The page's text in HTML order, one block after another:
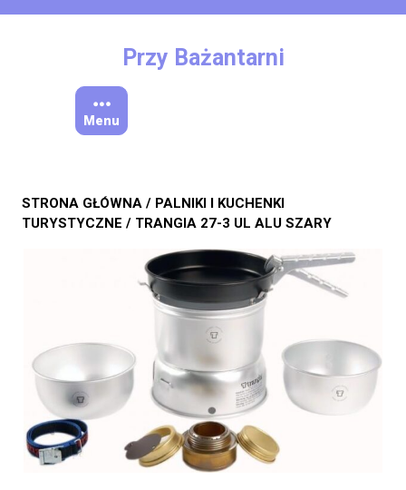
Przy Bażantarni
Menu
STRONA GŁÓWNA / PALNIKI I KUCHENKI
TURYSTYCZNE / TRANGIA 27-3 UL ALU SZARY